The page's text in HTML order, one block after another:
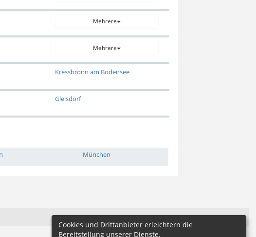
Mehrere
Mehrere
Kressbronn am Bodensee
Gleisdorf
München
Cookies und Drittanbieter erleichtern die
Bereitstellung unserer Dienste.